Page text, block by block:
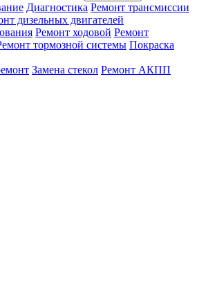
Диагностика Ремонт трансмиссии
дизельных двигателей
Ремонт ходовой Ремонт
тормозной системы Покраска
Замена стекол Ремонт АКПП